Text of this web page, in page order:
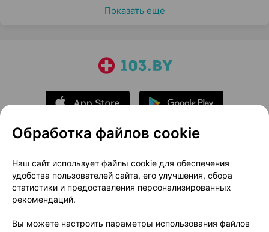
Показать еще
О проекте
Новости проекта
Размещение рекламы
Медицинский маркетинг
Публичный договор
Доставка
Способы оплаты
Вакансии Партнеры
Обработка файлов cookie
Наш сайт использует файлы cookie для обеспечения
удобства пользователей сайта, его улучшения, сбора
статистики и предоставления персонализированных
рекомендаций.
Вы можете настроить параметры использования файлов